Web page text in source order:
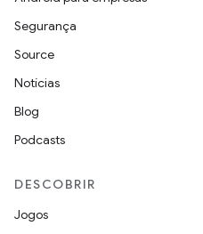
Segurança
Source
Notícias
Blog
Podcasts
DESCOBRIR
Jogos